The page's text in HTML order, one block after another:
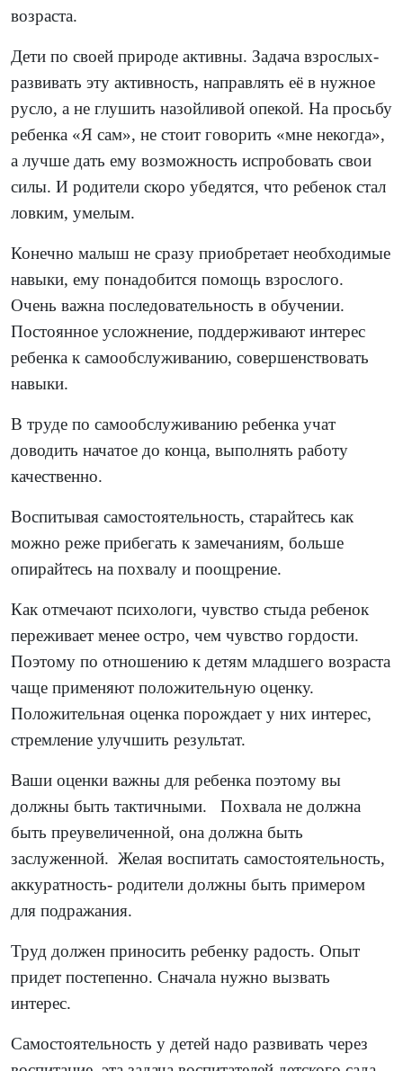
возраста.
Дети по своей природе активны. Задача взрослых-
развивать эту активность, направлять её в нужное
русло, а не глушить назойливой опекой. На просьбу
ребенка «Я сам», не стоит говорить «мне некогда»,
а лучше дать ему возможность испробовать свои
силы. И родители скоро убедятся, что ребенок стал
ловким, умелым.
Конечно малыш не сразу приобретает необходимые
навыки, ему понадобится помощь взрослого.
Очень важна последовательность в обучении.
Постоянное усложнение, поддерживают интерес
ребенка к самообслуживанию, совершенствовать
навыки.
В труде по самообслуживанию ребенка учат
доводить начатое до конца, выполнять работу
качественно.
Воспитывая самостоятельность, старайтесь как
можно реже прибегать к замечаниям, больше
опирайтесь на похвалу и поощрение.
Как отмечают психологи, чувство стыда ребенок
переживает менее остро, чем чувство гордости.
Поэтому по отношению к детям младшего возраста
чаще применяют положительную оценку.
Положительная оценка порождает у них интерес,
стремление улучшить результат.
Ваши оценки важны для ребенка поэтому вы
должны быть тактичными. Похвала не должна
быть преувеличенной, она должна быть
заслуженной. Желая воспитать самостоятельность,
аккуратность- родители должны быть примером
для подражания.
Труд должен приносить ребенку радость. Опыт
придет постепенно. Сначала нужно вызвать
интерес.
Самостоятельность у детей надо развивать через